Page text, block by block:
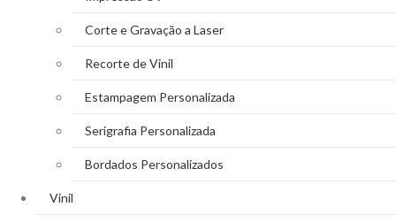
Corte e Gravação a Laser
Recorte de Vinil
Estampagem Personalizada
Serigrafia Personalizada
Bordados Personalizados
Vinil